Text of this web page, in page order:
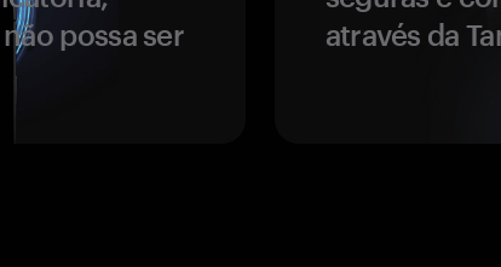
possa ser
através da